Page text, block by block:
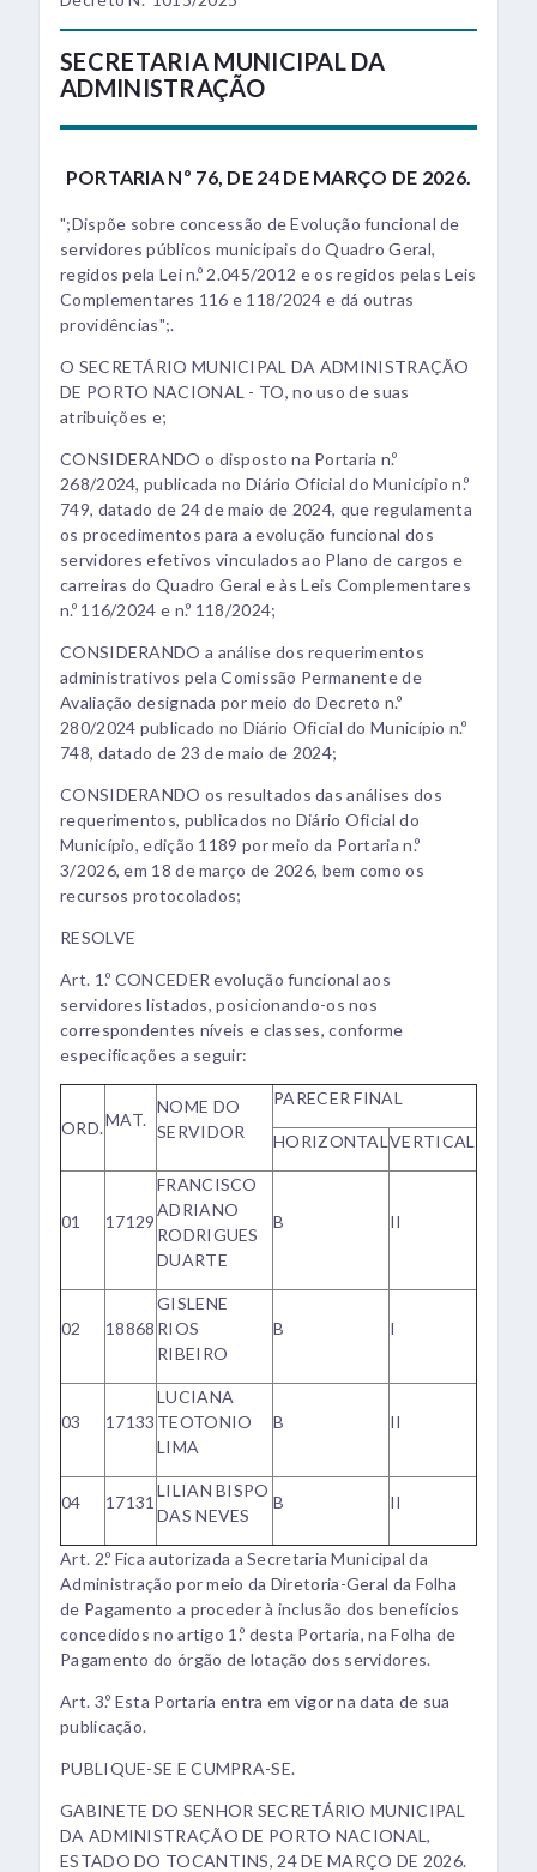
SECRETARIA MUNICIPAL DA
ADMINISTRAÇÃO
PORTARIA Nº 76, DE 24 DE MARÇO DE 2026.
";Dispõe sobre concessão de Evolução funcional de
servidores públicos municipais do Quadro Geral,
regidos pela Lei n.º 2.045/2012 e os regidos pelas Leis
Complementares 116 e 118/2024 e dá outras
providências";.
O SECRETÁRIO MUNICIPAL DA ADMINISTRAÇÃO
DE PORTO NACIONAL - TO, no uso de suas
atribuições e;
CONSIDERANDO o disposto na Portaria n.º
268/2024, publicada no Diário Oficial do Município n.º
749, datado de 24 de maio de 2024, que regulamenta
os procedimentos para a evolução funcional dos
servidores efetivos vinculados ao Plano de cargos e
carreiras do Quadro Geral e às Leis Complementares
n.º 116/2024 e n.º 118/2024;
CONSIDERANDO a análise dos requerimentos
administrativos pela Comissão Permanente de
Avaliação designada por meio do Decreto n.º
280/2024 publicado no Diário Oficial do Município n.º
748, datado de 23 de maio de 2024;
CONSIDERANDO os resultados das análises dos
requerimentos, publicados no Diário Oficial do
Município, edição 1189 por meio da Portaria n.º
3/2026, em 18 de março de 2026, bem como os
recursos protocolados;
RESOLVE
Art. 1.º CONCEDER evolução funcional aos
servidores listados, posicionando-os nos
correspondentes níveis e classes, conforme
especificações a seguir:
ORD.MAT.
NOME DO
SERVIDOR
PARECER FINAL
HORIZONTAL VERTICAL
01 17129
FRANCISCO
ADRIANO
RODRIGUES
DUARTE
B II
02 18868
GISLENE
RIOS
RIBEIRO
B I
03 17133
LUCIANA
TEOTONIO
LIMA
B II
04 17131
LILIAN BISPO
DAS NEVES
B II
Art. 2.º Fica autorizada a Secretaria Municipal da
Administração por meio da Diretoria-Geral da Folha
de Pagamento a proceder à inclusão dos benefícios
concedidos no artigo 1.º desta Portaria, na Folha de
Pagamento do órgão de lotação dos servidores.
Art. 3.º Esta Portaria entra em vigor na data de sua
publicação.
PUBLIQUE-SE E CUMPRA-SE.
GABINETE DO SENHOR SECRETÁRIO MUNICIPAL
DA ADMINISTRAÇÃO DE PORTO NACIONAL,
ESTADO DO TOCANTINS, 24 DE MARÇO DE 2026.